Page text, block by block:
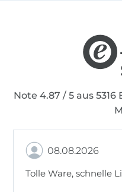
Note 4.87 / 5 aus
08.08.2026
Tolle Ware, schnelle